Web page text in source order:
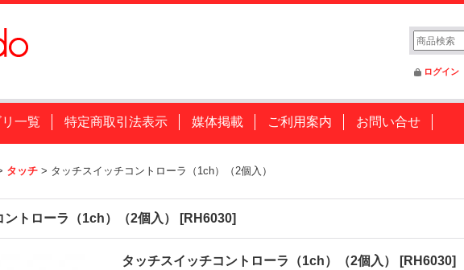
ログイン
一覧 特定商取引法表示 媒体掲載 ご利用案内 お問い合せ
タッチ > タッチスイッチコントローラ（1ch）（2個入）
トローラ（1ch）（2個入） [RH6030]
タッチスイッチコントローラ（1ch）（2個入） [RH6030]